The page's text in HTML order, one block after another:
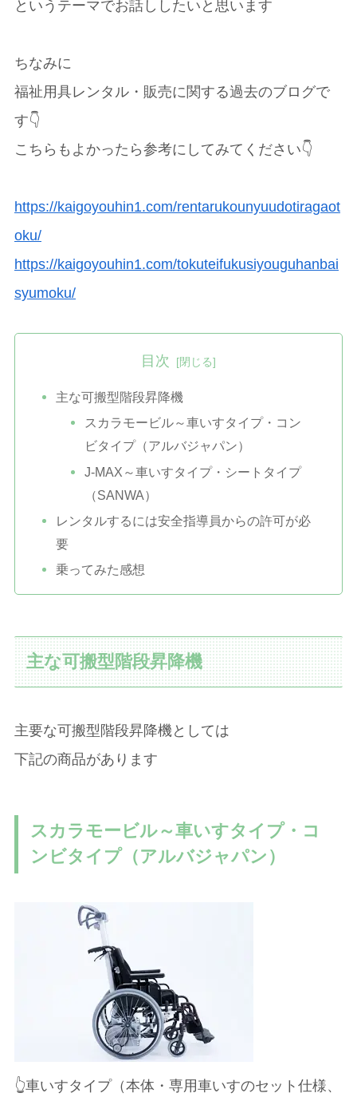
というテーマでお話ししたいと思います
ちなみに
福祉用具レンタル・販売に関する過去のブログで
す👇
こちらもよかったら参考にしてみてください👇
https://kaigoyouhin1.com/rentarukounyuudotiragaot
oku/
https://kaigoyouhin1.com/tokuteifukusiyouguhanbai
syumoku/
目次
主な可搬型階段昇降機
スカラモービル～車いすタイプ・コン
ビタイプ（アルバジャパン）
J-MAX～車いすタイプ・シートタイプ
（SANWA）
レンタルするには安全指導員からの許可が必
要
乗ってみた感想
主な可搬型階段昇降機
主要な可搬型階段昇降機としては
下記の商品があります
スカラモービル～車いすタイプ・コ
ンビタイプ（アルバジャパン）
👆車いすタイプ（本体・専用車いすのセット仕様、